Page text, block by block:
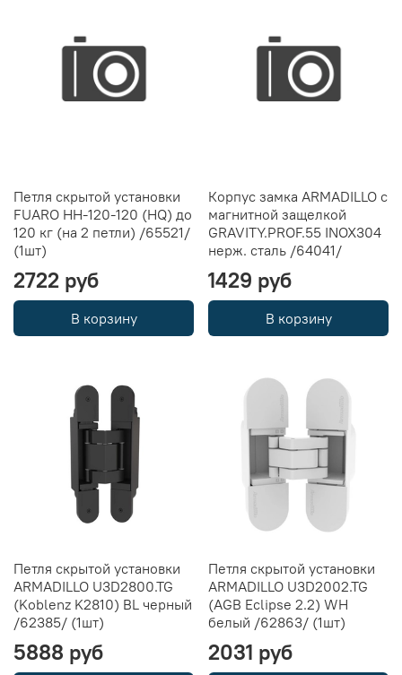
Петля скрытой установки
FUARO HH-120-120 (HQ) до
120 кг (на 2 петли) /65521/
(1шт)
2722 руб
В корзину
Корпус замка ARMADILLO с
магнитной защелкой
GRAVITY.PROF.55 INOX304
нерж. сталь /64041/
1429 руб
В корзину
Петля скрытой установки
ARMADILLO U3D2800.TG
(Koblenz K2810) BL черный
/62385/ (1шт)
5888 руб
Петля скрытой установки
ARMADILLO U3D2002.TG
(AGB Eclipse 2.2) WH
белый /62863/ (1шт)
2031 руб